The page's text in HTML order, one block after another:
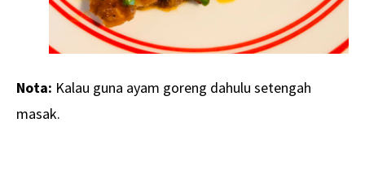
Nota: Kalau guna ayam goreng dahulu setengah
masak.